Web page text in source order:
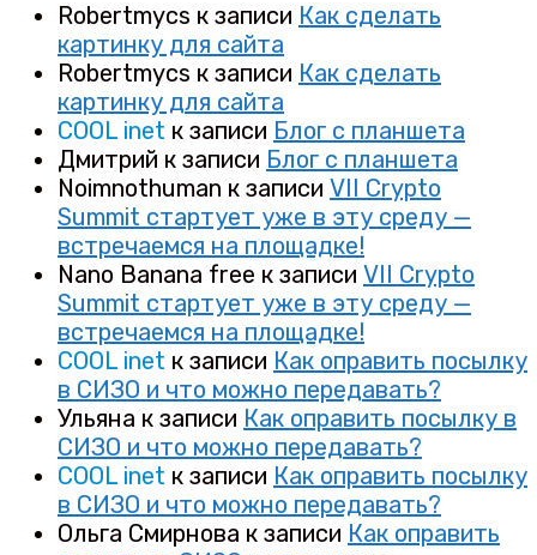
Robertmycs к записи Как сделать
картинку для сайта
Robertmycs к записи Как сделать
картинку для сайта
COOL inet к записи Блог с планшета
Дмитрий к записи Блог с планшета
Noimnothuman к записи VII Crypto
Summit стартует уже в эту среду —
встречаемся на площадке!
Nano Banana free к записи VII Crypto
Summit стартует уже в эту среду —
встречаемся на площадке!
COOL inet к записи Как оправить посылку
в СИЗО и что можно передавать?
Ульяна к записи Как оправить посылку в
СИЗО и что можно передавать?
COOL inet к записи Как оправить посылку
в СИЗО и что можно передавать?
Ольга Смирнова к записи Как оправить